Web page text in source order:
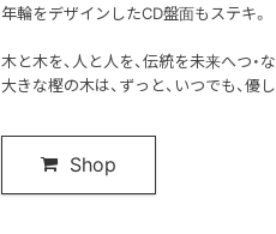
年輪をデザインしたCD盤面もステキ。
木と木を、人と人を、伝統を未来へつ・な
大きな樫の木は、ずっと、いつでも、優
Shop